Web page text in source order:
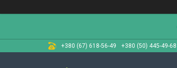
+380 (67) 618-56-49 +380 (50) 445-49-68